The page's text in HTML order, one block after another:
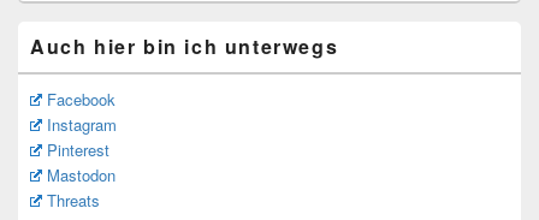
Auch hier bin ich unterwegs
Facebook
Instagram
Pinterest
Mastodon
Threats